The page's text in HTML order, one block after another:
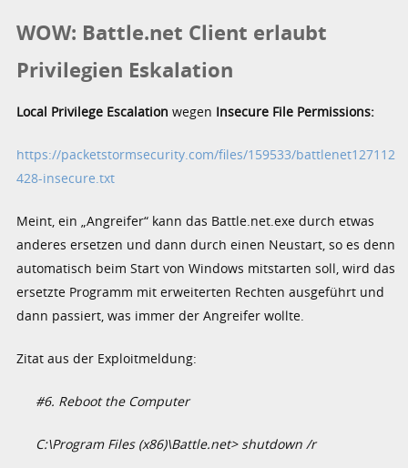
WOW: Battle.net Client erlaubt
Privilegien Eskalation
Local Privilege Escalation wegen Insecure File Permissions:
https://packetstormsecurity.com/files/159533/battlenet127112
428-insecure.txt
Meint, ein „Angreifer“ kann das Battle.net.exe durch etwas
anderes ersetzen und dann durch einen Neustart, so es denn
automatisch beim Start von Windows mitstarten soll, wird das
ersetzte Programm mit erweiterten Rechten ausgeführt und
dann passiert, was immer der Angreifer wollte.
Zitat aus der Exploitmeldung:
#6. Reboot the Computer
C:\Program Files (x86)\Battle.net> shutdown /r